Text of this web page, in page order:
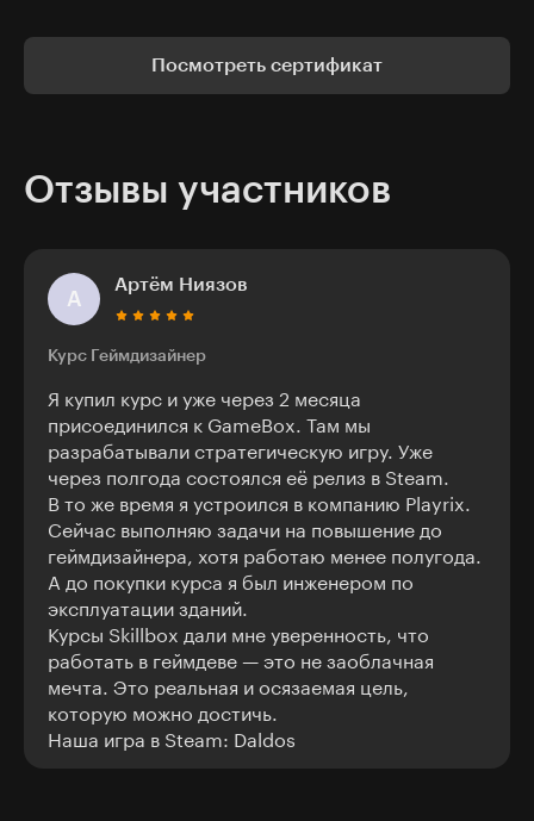
Посмотреть сертификат
Отзывы участников
А
Артём Ниязов
Курс Геймдизайнер
Я купил курс и уже через 2 месяца
присоединился к GameBox. Там мы
разрабатывали стратегическую игру. Уже
через полгода состоялся её релиз в Steam.
В то же время я устроился в компанию Playrix.
Сейчас выполняю задачи на повышение до
геймдизайнера, хотя работаю менее полугода.
А до покупки курса я был инженером по
эксплуатации зданий.
Курсы Skillbox дали мне уверенность, что
работать в геймдеве — это не заоблачная
мечта. Это реальная и осязаемая цель,
которую можно достичь.
Наша игра в Steam: Daldos